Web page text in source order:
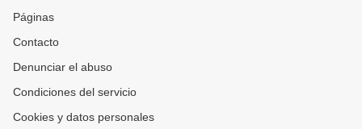
Páginas
Contacto
Denunciar el abuso
Condiciones del servicio
Cookies y datos personales